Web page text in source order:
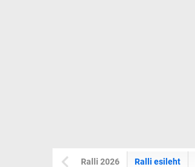
Ralli 2026 Ralli esileht